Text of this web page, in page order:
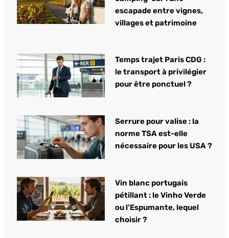
escapade entre vignes,
villages et patrimoine
Temps trajet Paris CDG :
le transport à privilégier
pour être ponctuel ?
Serrure pour valise : la
norme TSA est-elle
nécessaire pour les USA ?
Vin blanc portugais
pétillant : le Vinho Verde
ou l’Espumante, lequel
choisir ?